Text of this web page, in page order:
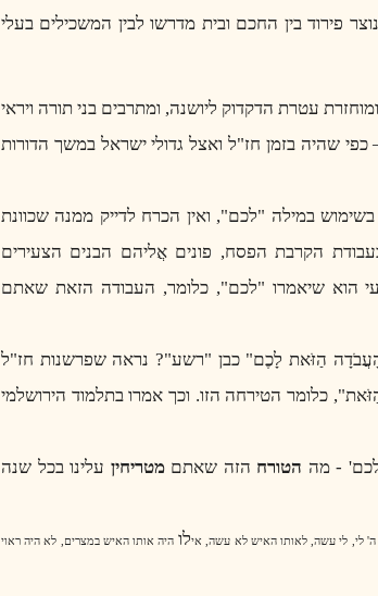
פירוד בין החכם ובית מדרשו לבין המשכילים בעלי
עטרת הדקדוק ליושנה, ומתרבים בני תורה ויראי
שהיה בזמן חז"ל ואצל גדולי ישראל במשך הדורות
במילה "לכם", ואין הכרח לדייק ממנה שכוונת
הקרבת הפסח, פונים אֲליהם הבנים הצעירים
הוא שיאמרו "לכם", כלומר, העבודה הזאת שאתם
הַזֹּאת לָכֶם" כבן "רשע"? נראה שפרשנות חז"ל
כלומר הטירחה הזו. וכך אמרו בתלמוד הירושלמי
- מה הטורח הזה שאתםמטריחין עלינו בכל שנה
ה' לי, לי עשה, לאותו האיש לא עשה, אילו היה אותו האיש במצרים, לא היה ראוי